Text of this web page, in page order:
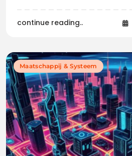
continue reading..
Maatschappij & Systeem